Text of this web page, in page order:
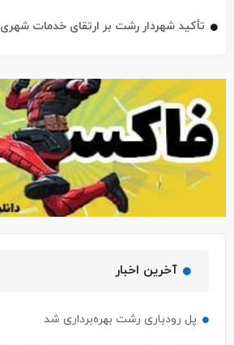
تأکید شهردار رشت بر ارتقای خدمات شهری
آخرین اخبار
پل رودباری رشت بهره‌برداری شد